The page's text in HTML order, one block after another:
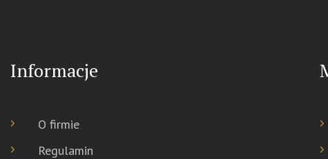
Informacje
O firmie
Regulamin